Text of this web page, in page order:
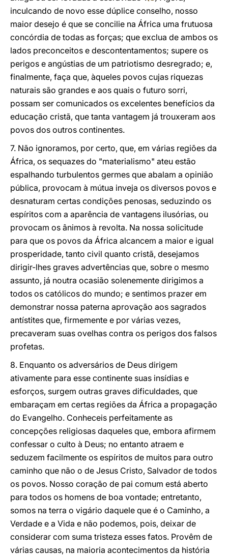
inculcando de novo esse dúplice conselho, nosso
maior desejo é que se concilie na África uma frutuosa
concórdia de todas as forças; que exclua de ambos os
lados preconceitos e descontentamentos; supere os
perigos e angústias de um patriotismo desregrado; e,
finalmente, faça que, àqueles povos cujas riquezas
naturais são grandes e aos quais o futuro sorri,
possam ser comunicados os excelentes benefícios da
educação cristã, que tanta vantagem já trouxeram aos
povos dos outros continentes.
7. Não ignoramos, por certo, que, em várias regiões da
África, os sequazes do "materialismo" ateu estão
espalhando turbulentos germes que abalam a opinião
pública, provocam à mútua inveja os diversos povos e
desnaturam certas condições penosas, seduzindo os
espíritos com a aparência de vantagens ilusórias, ou
provocam os ânimos à revolta. Na nossa solicitude
para que os povos da África alcancem a maior e igual
prosperidade, tanto civil quanto cristã, desejamos
dirigir-lhes graves advertências que, sobre o mesmo
assunto, já noutra ocasião solenemente dirigimos a
todos os católicos do mundo; e sentimos prazer em
demonstrar nossa paterna aprovação aos sagrados
antístites que, firmemente e por várias vezes,
precaveram suas ovelhas contra os perigos dos falsos
profetas.
8. Enquanto os adversários de Deus dirigem
ativamente para esse continente suas insídias e
esforços, surgem outras graves dificuldades, que
embaraçam em certas regiões da África a propagação
do Evangelho. Conheceis perfeitamente as
concepções religiosas daqueles que, embora afirmem
confessar o culto à Deus; no entanto atraem e
seduzem facilmente os espíritos de muitos para outro
caminho que não o de Jesus Cristo, Salvador de todos
os povos. Nosso coração de pai comum está aberto
para todos os homens de boa vontade; entretanto,
somos na terra o vigário daquele que é o Caminho, a
Verdade e a Vida e não podemos, pois, deixar de
considerar com suma tristeza esses fatos. Provêm de
várias causas, na maioria acontecimentos da história